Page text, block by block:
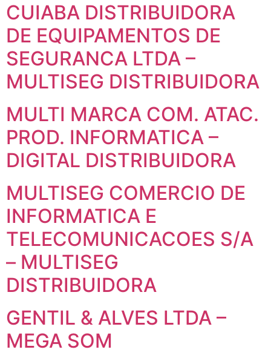
CUIABA DISTRIBUIDORA
DE EQUIPAMENTOS DE
SEGURANCA LTDA –
MULTISEG DISTRIBUIDORA
MULTI MARCA COM. ATAC.
PROD. INFORMATICA –
DIGITAL DISTRIBUIDORA
MULTISEG COMERCIO DE
INFORMATICA E
TELECOMUNICACOES S/A
– MULTISEG
DISTRIBUIDORA
GENTIL & ALVES LTDA –
MEGA SOM